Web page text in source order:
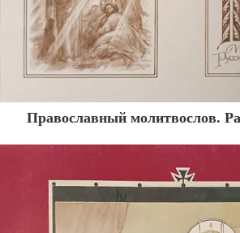
Православный молитвослов.